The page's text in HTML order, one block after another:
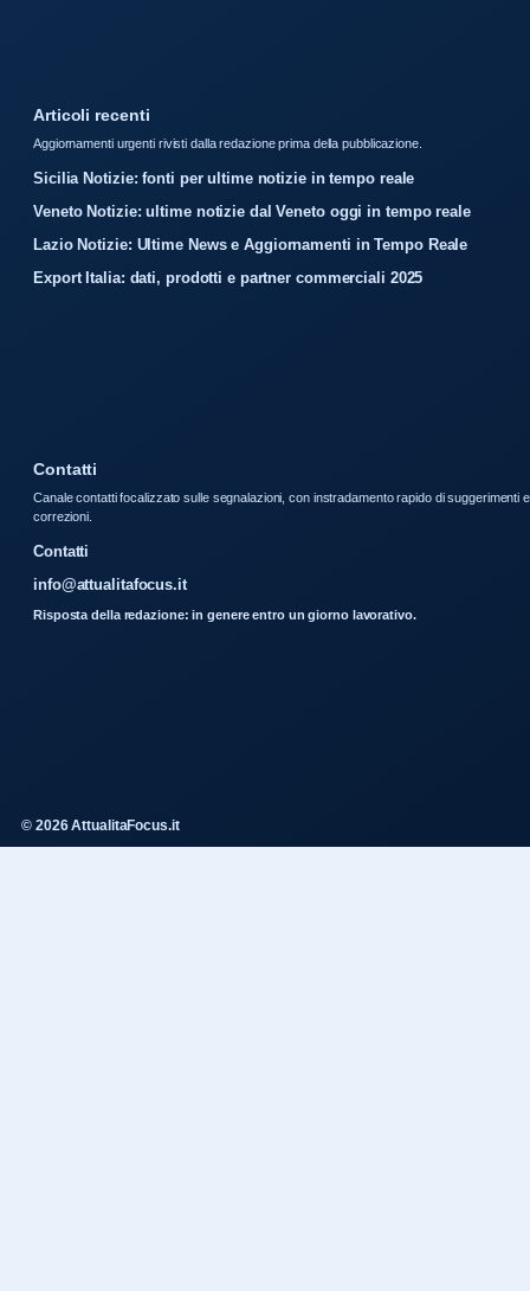
Articoli recenti
Aggiornamenti urgenti rivisti dalla redazione prima della pubblicazione.
Sicilia Notizie: fonti per ultime notizie in tempo reale
Veneto Notizie: ultime notizie dal Veneto oggi in tempo reale
Lazio Notizie: Ultime News e Aggiornamenti in Tempo Reale
Export Italia: dati, prodotti e partner commerciali 2025
Contatti
Canale contatti focalizzato sulle segnalazioni, con instradamento rapido di suggerimenti e
correzioni.
Contatti
info@attualitafocus.it
Risposta della redazione: in genere entro un giorno lavorativo.
© 2026 AttualitaFocus.it